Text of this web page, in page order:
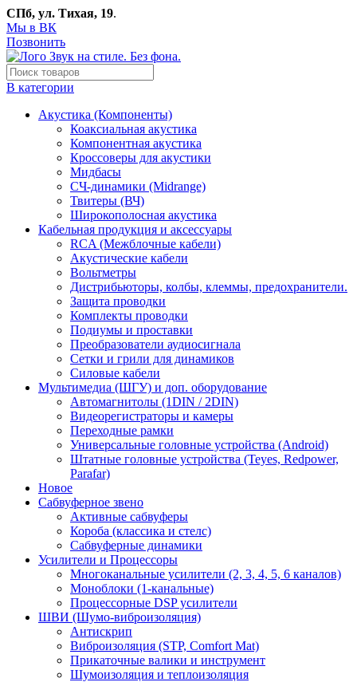
СПб, ул. Тихая, 19.
Мы в ВК
Позвонить
В категории
Акустика (Компоненты)
Коаксиальная акустика
Компонентная акустика
Кроссоверы для акустики
Мидбасы
СЧ-динамики (Midrange)
Твитеры (ВЧ)
Широкополосная акустика
Кабельная продукция и аксессуары
RCA (Межблочные кабели)
Акустические кабели
Вольтметры
Дистрибьюторы, колбы, клеммы, предохранители.
Защита проводки
Комплекты проводки
Подиумы и проставки
Преобразователи аудиосигнала
Сетки и грили для динамиков
Силовые кабели
Мультимедиа (ШГУ) и доп. оборудование
Автомагнитолы (1DIN / 2DIN)
Видеорегистраторы и камеры
Переходные рамки
Универсальные головные устройства (Android)
Штатные головные устройства (Teyes, Redpower,
Parafar)
Новое
Сабвуферное звено
Активные сабвуферы
Короба (классика и стелс)
Сабвуферные динамики
Усилители и Процессоры
Многоканальные усилители (2, 3, 4, 5, 6 каналов)
Моноблоки (1-канальные)
Процессорные DSP усилители
ШВИ (Шумо-виброизоляция)
Антискрип
Виброизоляция (STP, Comfort Mat)
Прикаточные валики и инструмент
Шумоизоляция и теплоизоляция